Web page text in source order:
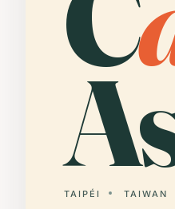
TAIPÉI TAIWAN